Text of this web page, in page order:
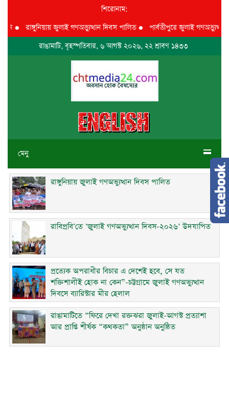
শিরোনাম:
●রাঙ্গুনিয়ায় জুলাই গণঅভ্যুত্থান দিবস পালিত●পার্বতীপুরে জুলাই গণঅভ্যুত্থান
রাঙামাটি, বৃহস্পতিবার, ৬ আগস্ট ২০২৬, ২২ শ্রাবণ ১৪৩৩
মেনু
রাঙ্গুনিয়ায় জুলাই গণঅভ্যুত্থান দিবস পালিত
রাবিপ্রবি’তে ‘জুলাই গণঅভ্যুত্থান দিবস-২০২৬’ উদযাপিত
প্রত্যেক অপরাধীর বিচার এ দেশেই হবে, সে যত
শক্তিশালীই হোক না কেন”-চট্টগ্রামে জুলাই গণঅভ্যুত্থান
দিবসে ব্যারিস্টার মীর হেলাল
রাঙামাটিতে “ফিরে দেখা রক্তঝরা জুলাই-আগস্ট প্রত্যাশা
আর প্রাপ্তি শীর্ষক “কথকতা” অনুষ্ঠান অনুষ্ঠিত